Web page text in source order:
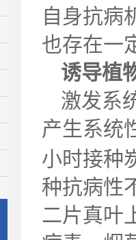
自身抗病
也存在一
诱导植
激发系
产生系统
小时接种
种抗病性
二片真叶